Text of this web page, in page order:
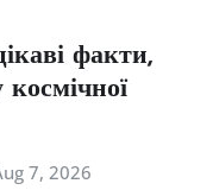
факти,
7, 2026